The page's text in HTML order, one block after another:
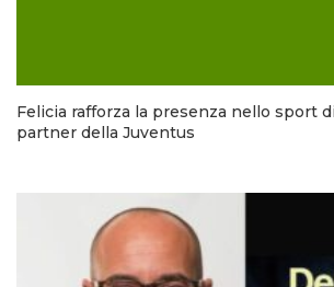
Felicia rafforza la presenza nello sport
partner della Juventus